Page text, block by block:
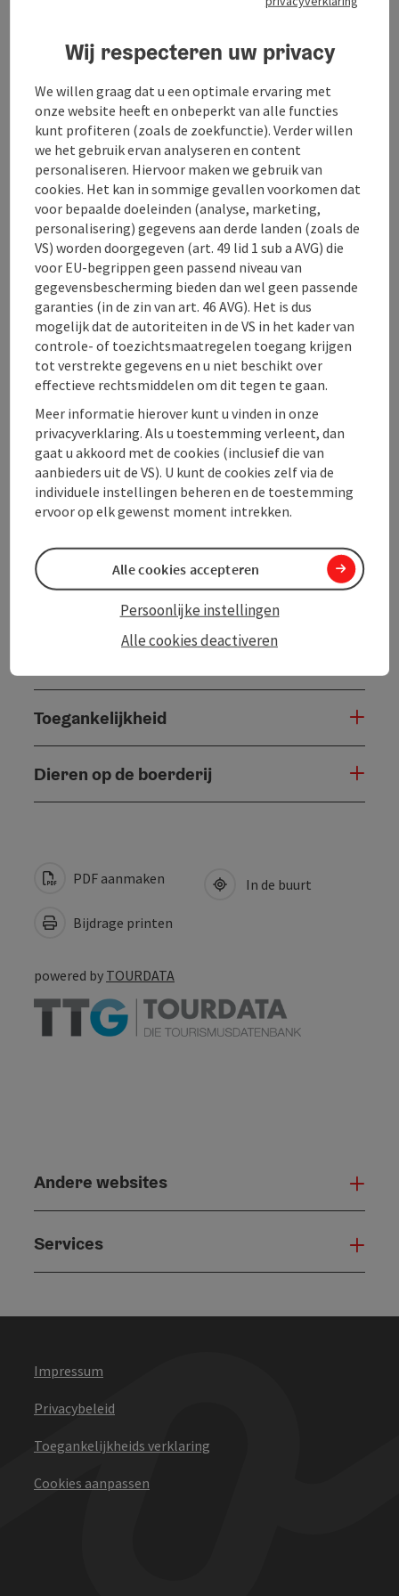
Kamers op een rustige locatie op de boerderij!
Op een prachtige locatie met uitzicht over de
Wolfgangsee, omringd door de plaatselijke bergen,
midden in de natuur. Verschillende wandelroutes
beginnen hier en je kunt lekker eten in de directe
omgeving.
Contact
Algemene informatie
Inrichting
Prijs
Verzorging
Ligging
Lidmaatschappen
Toegankelijkheid
Dieren op de boerderij
PDF aanmaken
Bijdrage printen
In de buurt
powered by TOURDATA
Andere websites
Services
Impressum
Privacybeleid
Toegankelijkheids verklaring
Cookies aanpassen
Wij respecteren uw privacy
We willen graag dat u een optimale ervaring met
onze website heeft en onbeperkt van alle functies
kunt profiteren (zoals de zoekfunctie). Verder willen
we het gebruik ervan analyseren en content
personaliseren. Hiervoor maken we gebruik van
cookies. Het kan in sommige gevallen voorkomen dat
voor bepaalde doeleinden (analyse, marketing,
personalisering) gegevens aan derde landen (zoals de
VS) worden doorgegeven (art. 49 lid 1 sub a AVG) die
voor EU-begrippen geen passend niveau van
gegevensbescherming bieden dan wel geen passende
garanties (in de zin van art. 46 AVG). Het is dus
mogelijk dat de autoriteiten in de VS in het kader van
controle- of toezichtsmaatregelen toegang krijgen
tot verstrekte gegevens en u niet beschikt over
effectieve rechtsmiddelen om dit tegen te gaan.
Meer informatie hierover kunt u vinden in onze
privacyverklaring. Als u toestemming verleent, dan
gaat u akkoord met de cookies (inclusief die van
aanbieders uit de VS). U kunt de cookies zelf via de
individuele instellingen beheren en de toestemming
ervoor op elk gewenst moment intrekken.
Alle cookies deactiveren
Persoonlijke instellingen
Alle cookies accepteren